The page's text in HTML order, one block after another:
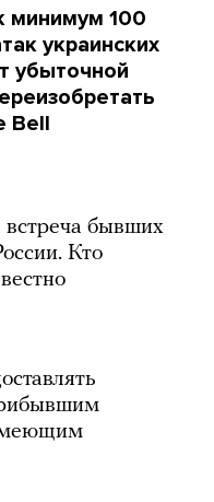
минимум 100
украинских
убыточной
Bell
бывших
Кто